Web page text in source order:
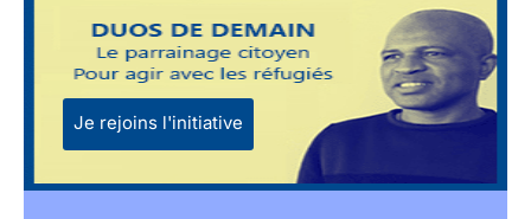
Je rejoins l'initiative